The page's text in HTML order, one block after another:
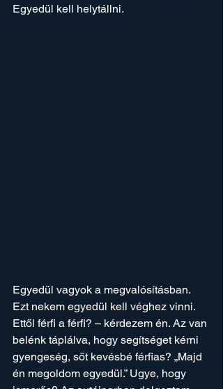
Egyedül kell helytállni.
Egyedül vagyok a megvalósításban.
Ezt nekem egyedül kell véghez vinni.
Ettől férfi a férfi? – kérdezem én. Az van
belénk táplálva, hogy segítséget kérni
gyengeség, sőt kevésbé férfias? „Majd
én megoldom egyedül.” Ugye, hogy